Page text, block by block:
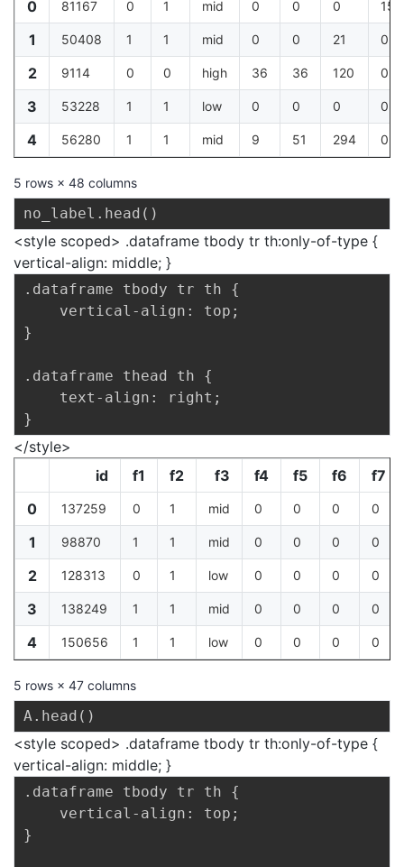
0 81167 0 1 mid 0 0 0 153
1 50408 1 1 mid 0 0 21 0
2 9114 0 0 high 36 36 120 0
3 53228 1 1 low 0 0 0 0
4 56280 1 1 mid 9 51 294 0
5 rows × 48 columns
no_label . head ( )
<style scoped> .dataframe tbody tr th:only-of-type {
vertical-align: middle; }
.dataframe tbody tr th {
    vertical-align: top;
}
.dataframe thead th {
    text-align: right;
</style>
id
f1 f2 f3 f4 f5 f6
f7
0
137259 0 1 mid 0 0 0 0
1 98870 1 1 mid 0 0 0 0
2 128313 0 1 low 0 0 0 0
3 138249 1 1 mid 0 0 0 0
4 150656 1 1 low 0 0 0 0
5 rows × 47 columns
A . head ( )
<style scoped> .dataframe tbody tr th:only-of-type {
vertical-align: middle; }
.dataframe tbody tr th {
    vertical-align: top;
}